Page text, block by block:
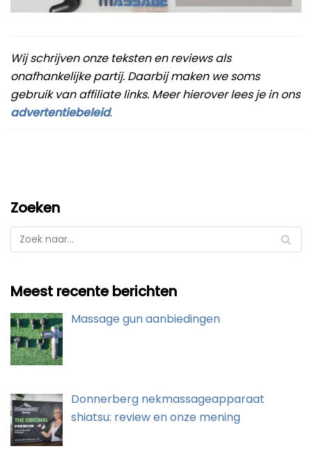
Beste Professionele Massage Pistolen
Compex
Hyperice
Hydragun
Sanbo
Theragun
Algemeen
Massagekoppen
Wij schrijven onze teksten en reviews als
onafhankelijke partij. Daarbij maken we soms
gebruik van affiliate links. Meer hierover lees je in ons
advertentiebeleid.
Zoeken
Meest recente berichten
Massage gun aanbiedingen
Donnerberg nekmassageapparaat
shiatsu: review en onze mening